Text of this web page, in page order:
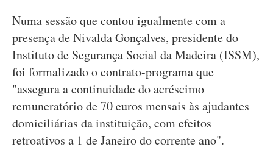
Numa sessão que contou igualmente com a
presença de Nivalda Gonçalves, presidente do
Instituto de Segurança Social da Madeira (ISSM),
foi formalizado o contrato-programa que
"assegura a continuidade do acréscimo
remuneratório de 70 euros mensais às ajudantes
domiciliárias da instituição, com efeitos
retroativos a 1 de Janeiro do corrente ano".